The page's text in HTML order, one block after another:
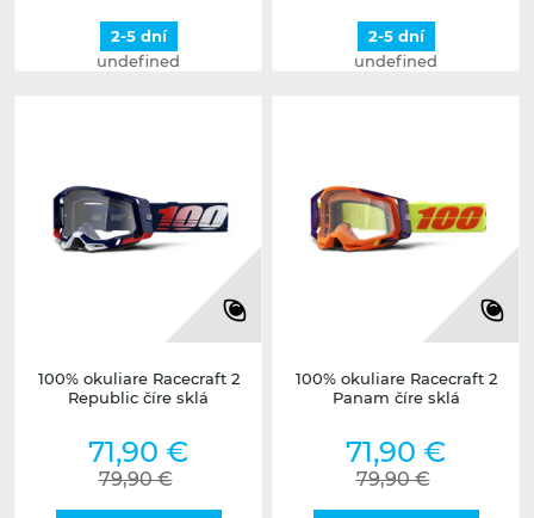
2-5 dní
undefined
2-5 dní
undefined
100% okuliare Racecraft 2
Republic číre sklá
71,90 €
79,90 €
100% okuliare Racecraft 2
Panam číre sklá
71,90 €
79,90 €